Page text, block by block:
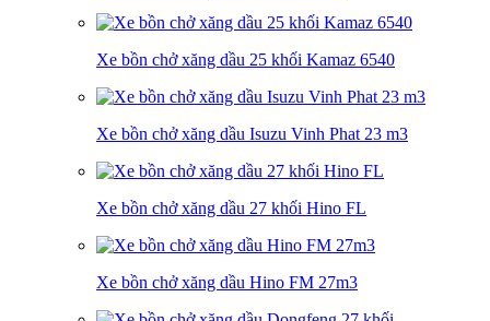
Xe bồn chở xăng dầu 25 khối Kamaz 6540
Xe bồn chở xăng dầu Isuzu Vinh Phat 23 m3
Xe bồn chở xăng dầu 27 khối Hino FL
Xe bồn chở xăng dầu Hino FM 27m3